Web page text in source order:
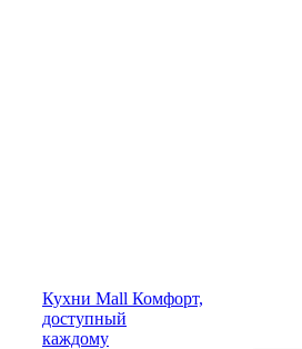
Кухни Mall Комфорт,
доступный
каждому